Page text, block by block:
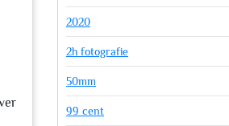
2020
2h fotografie
50mm
99 cent